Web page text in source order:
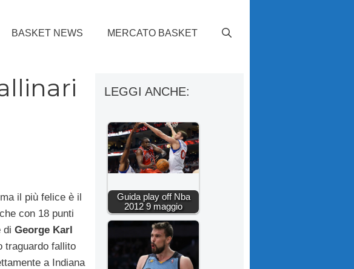
BASKET NEWS MERCATO BASKET
il più felice è il
con 18 punti
di George Karl
traguardo fallito
a Indiana
LEGGI ANCHE:
Guida play off Nba
2012 9 maggio